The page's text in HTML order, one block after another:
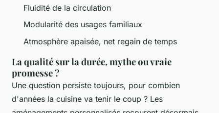
Fluidité de la circulation
Modularité des usages familiaux
Atmosphère apaisée, net regain de temps
La qualité sur la durée, mythe ou vraie
promesse ?
Une question persiste toujours, pour combien
d'années la cuisine va tenir le coup ? Les